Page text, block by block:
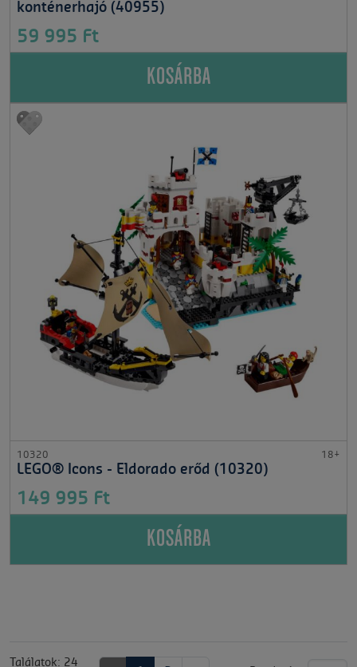
konténerhajó (40955)
59 995 Ft
KOSÁRBA
10320 18+
LEGO® Icons - Eldorado erőd (10320)
149 995 Ft
KOSÁRBA
Találatok: 24